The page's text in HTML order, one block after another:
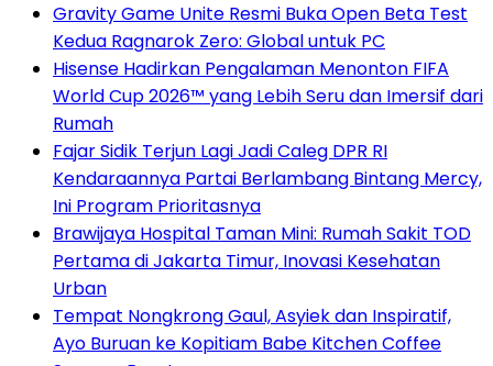
Gravity Game Unite Resmi Buka Open Beta Test
Kedua Ragnarok Zero: Global untuk PC
Hisense Hadirkan Pengalaman Menonton FIFA
World Cup 2026™ yang Lebih Seru dan Imersif dari
Rumah
Fajar Sidik Terjun Lagi Jadi Caleg DPR RI
Kendaraannya Partai Berlambang Bintang Mercy,
Ini Program Prioritasnya
Brawijaya Hospital Taman Mini: Rumah Sakit TOD
Pertama di Jakarta Timur, Inovasi Kesehatan
Urban
Tempat Nongkrong Gaul, Asyiek dan Inspiratif,
Ayo Buruan ke Kopitiam Babe Kitchen Coffee